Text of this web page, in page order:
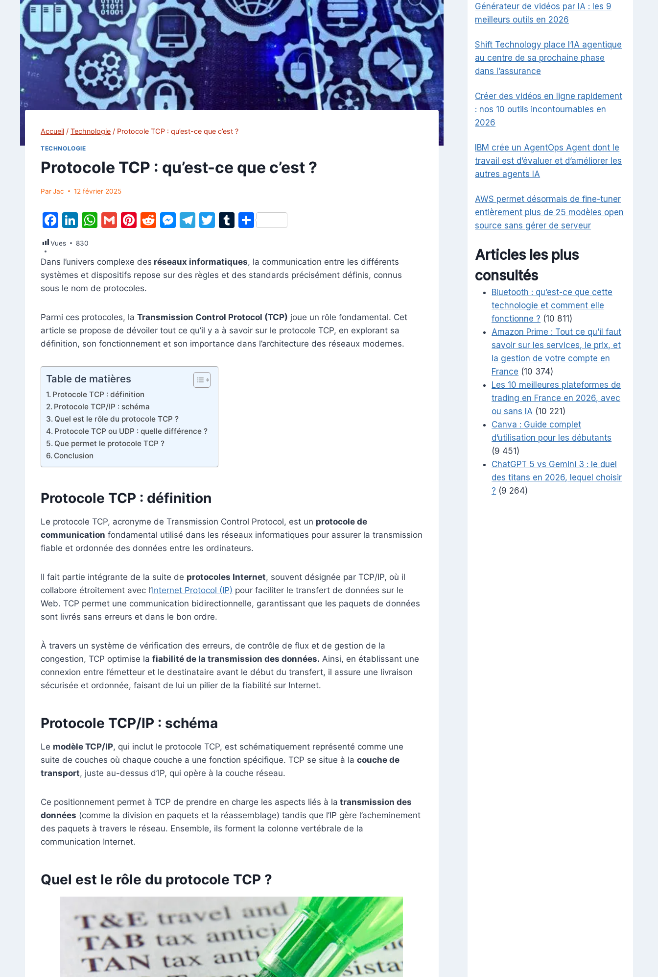
Accueil / Technologie / Protocole TCP : qu’est-ce que c’est ?
TECHNOLOGIE
Protocole TCP : qu’est-ce que c’est ?
ParJac 12 février 2025
F
c
e
b
o
o
k
Li
n
k
e
dI
n
W
s
A
p
p
G
l
Pi
e
st
R
di
t
M
s
e
g
er
T
gr
a
T
er
T
bl
r
P
g
er
Vues 830
Dans l’univers complexe des réseaux informatiques, la communication entre les différents
systèmes et dispositifs repose sur des règles et des standards précisément définis, connus
sous le nom de protocoles.
Parmi ces protocoles, la Transmission Control Protocol (TCP) joue un rôle fondamental. Cet
article se propose de dévoiler tout ce qu’il y a à savoir sur le protocole TCP, en explorant sa
définition, son fonctionnement et son importance dans l’architecture des réseaux modernes.
Table de matières
Protocole TCP : définition
Protocole TCP/IP : schéma
Quel est le rôle du protocole TCP ?
Protocole TCP ou UDP : quelle différence ?
Que permet le protocole TCP ?
Conclusion
Protocole TCP : définition
Le protocole TCP, acronyme de Transmission Control Protocol, est un protocole de
communication fondamental utilisé dans les réseaux informatiques pour assurer la transmission
fiable et ordonnée des données entre les ordinateurs.
Il fait partie intégrante de la suite de protocoles Internet, souvent désignée par TCP/IP, où il
collabore étroitement avec l’Internet Protocol (IP) pour faciliter le transfert de données sur le
Web. TCP permet une communication bidirectionnelle, garantissant que les paquets de données
sont livrés sans erreurs et dans le bon ordre.
À travers un système de vérification des erreurs, de contrôle de flux et de gestion de la
congestion, TCP optimise la fiabilité de la transmission des données. Ainsi, en établissant une
connexion entre l’émetteur et le destinataire avant le début du transfert, il assure une livraison
sécurisée et ordonnée, faisant de lui un pilier de la fiabilité sur Internet.
Protocole TCP/IP : schéma
Le modèle TCP/IP, qui inclut le protocole TCP, est schématiquement représenté comme une
suite de couches où chaque couche a une fonction spécifique. TCP se situe à la couche de
transport, juste au-dessus d’IP, qui opère à la couche réseau.
Ce positionnement permet à TCP de prendre en charge les aspects liés à la transmission des
données (comme la division en paquets et la réassemblage) tandis que l’IP gère l’acheminement
des paquets à travers le réseau. Ensemble, ils forment la colonne vertébrale de la
communication Internet.
Quel est le rôle du protocole TCP ?
Générateur de vidéos par IA : les 9
meilleurs outils en 2026
Shift Technology place l’IA agentique
au centre de sa prochaine phase
dans l’assurance
Créer des vidéos en ligne rapidement
: nos 10 outils incontournables en
2026
IBM crée un AgentOps Agent dont le
travail est d’évaluer et d’améliorer les
autres agents IA
AWS permet désormais de fine-tuner
entièrement plus de 25 modèles open
source sans gérer de serveur
Articles les plus
consultés
Bluetooth : qu’est-ce que cette
technologie et comment elle
fonctionne ? (10 811)
Amazon Prime : Tout ce qu’il faut
savoir sur les services, le prix, et
la gestion de votre compte en
France (10 374)
Les 10 meilleures plateformes de
trading en France en 2026, avec
ou sans IA (10 221)
Canva : Guide complet
d’utilisation pour les débutants
(9 451)
ChatGPT 5 vs Gemini 3 : le duel
des titans en 2026, lequel choisir
? (9 264)